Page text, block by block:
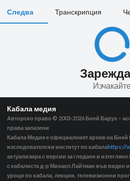
Следва Транскрипция
Кабала медия
Авторско право © 2003-2026 Бней Барух –
права запазени
Кабала Медия е официалният архив на Бней
изследователски институт по кабалаhttps://
актуализира с версии за гледане и
с кабалиста д-р Михаел Лайтман във видео
уроци по кабала, лекции, телевизионни